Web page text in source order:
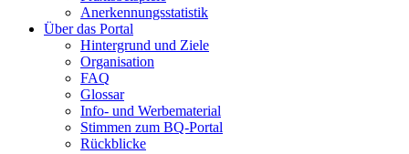
Anerkennungsstatistik
Über das Portal
Hintergrund und Ziele
Organisation
FAQ
Glossar
Info- und Werbematerial
Stimmen zum BQ-Portal
Rückblicke